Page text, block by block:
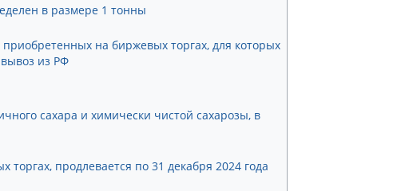
в размере 1 тонны
на биржевых торгах, для которых
из РФ
сахара и химически чистой сахарозы, в
продлевается по 31 декабря 2024 года